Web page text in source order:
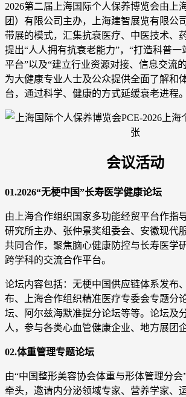
2026第二届上海国际个人保养博览会由上
团）有限公司主办，上海建智展览有限公
带展的模式，汇集抗衰医疗、中医技术、
提出“人人拥有抗衰老能力”，“打造科普
平台”以及“建立行业资源对接、信息交流
为大健康专业人士及公众提供全面了解和
台，通过科学、健康的方式延缓衰老进程。
会议活动
01.2026“无梗中国”长寿医学健康论坛
由上海合作组织国家多功能经贸平台作指
研究所主办、张仲景奖组委会、安徽现代
共同合作，聚焦脑心健康防控与长寿医学
跨学科的交流合作平台。
论坛内容包括：无梗中国供应链体系发布
布、上海合作组织精准医疗专委会专题分
坛、阿尔兹海默准提分论坛等等。论坛及
人，参与各类心血管健康企业、地方展团
02.体重管理专题论坛
由“中国整形美容协会体重与形体管理分
牵头，邀请内分泌领域专家、营养学家、